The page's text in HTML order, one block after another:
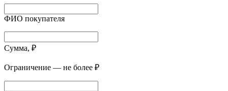
ФИО покупателя
Сумма, ₽
Ограничение — не более ₽